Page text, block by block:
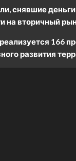
снявшие
на вторичный
166
развития